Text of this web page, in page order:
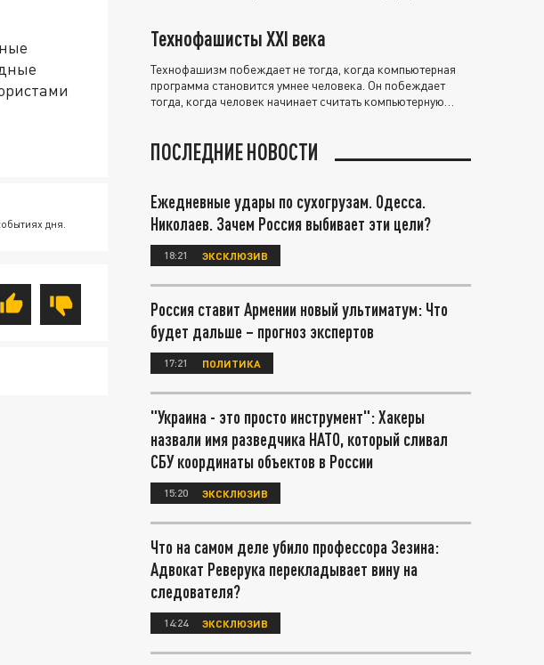
дня.
Технофашисты XXI века
Технофашизм побеждает не тогда, когда компьютерная
программа становится умнее человека. Он побеждает
тогда, когда человек начинает считать компьютерную
ПОСЛЕДНИЕ НОВОСТИ
Ежедневные удары по сухогрузам. Одесса.
Николаев. Зачем Россия выбивает эти цели?
18:21 ЭКСКЛЮЗИВ
Россия ставит Армении новый ультиматум: Что
будет дальше – прогноз экспертов
17:21 ПОЛИТИКА
"Украина - это просто инструмент": Хакеры
назвали имя разведчика НАТО, который сливал
СБУ координаты объектов в России
15:20 ЭКСКЛЮЗИВ
Что на самом деле убило профессора Зезина:
Адвокат Реверука перекладывает вину на
следователя?
14:24 ЭКСКЛЮЗИВ